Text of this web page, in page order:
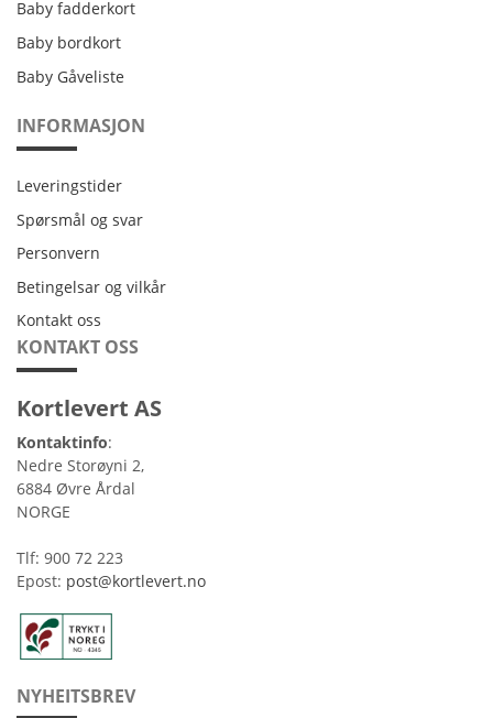
Baby fadderkort
Baby bordkort
Baby Gåveliste
INFORMASJON
Leveringstider
Leveringstider
Spørsmål og svar
Personvern
Personvern
Betingelsar og vilkår
Betingelsar og vilkår
Kontakt oss
Kontakt oss
KONTAKT OSS
Kortlevert AS
Kontaktinfo:
Nedre Storøyni 2,
6884 Øvre Årdal
NORGE
Tlf: 900 72 223
Epost: post@kortlevert.no
NYHEITSBREV